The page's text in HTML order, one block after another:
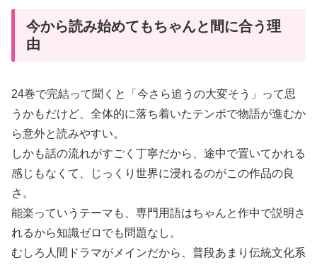
今から読み始めてもちゃんと間に合う理
由
24巻で完結って聞くと「今さら追うの大変そう」って思
うかもだけど、全体的に落ち着いたテンポで物語が進むか
ら意外と読みやすい。
しかも話の流れがすごく丁寧だから、途中で置いてかれる
感じもなくて、じっくり世界に浸れるのがこの作品の良
さ。
能楽っていうテーマも、専門用語はちゃんと作中で説明さ
れるから知識ゼロでも問題なし。
むしろ人間ドラマがメインだから、普段あまり伝統文化系